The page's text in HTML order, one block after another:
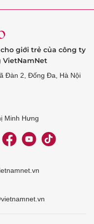
giới trẻ của công ty
VietNamNet
Đàn 2, Đống Đa, Hà Nội
Minh Hưng